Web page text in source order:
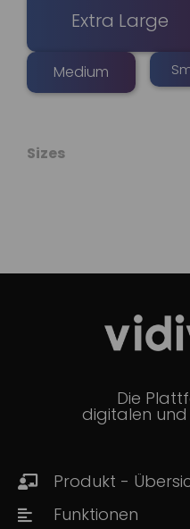
Extra Large
Medium
Sizes
Die
digitalen und
Produkt -
Funktionen